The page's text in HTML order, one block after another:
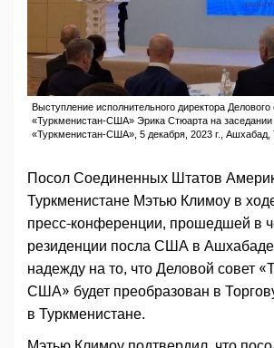
Выступление исполнительного директора Делового
«Туркменистан-США» Эрика Стюарта на заседании
«Туркменистан-США», 5 декабря, 2023 г., Ашхабад,
Посол Соединенных Штатов
Туркменистане Мэтью Климоу в
пресс-конференции, прошедшей в
резиденции посла США в
надежду на то, что Деловой совет
США» будет преобразован в
в Туркменистане.